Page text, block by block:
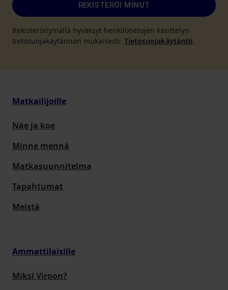
REKISTERÖI MINUT
Rekisteröitymällä hyväksyt henkilötietojen käsittelyn
tietosuojakäytännön mukaisesti. Tietosuojakäytäntö.
Matkailijoille
Näe ja koe
Minne mennä
Matkasuunnitelma
Tapahtumat
Meistä
Ammattilaisille
Miksi Viroon?